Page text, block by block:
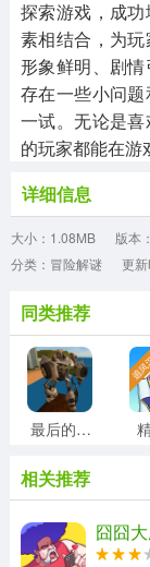
探索游戏，成
素相结合，为
形象鲜明、剧
存在一些小问
一试。无论是
的玩家都能在游
详细信息
大小：1.08MB
版本
分类：冒险解谜
更
同类推荐
最后的子弹
相关推荐
囧囧